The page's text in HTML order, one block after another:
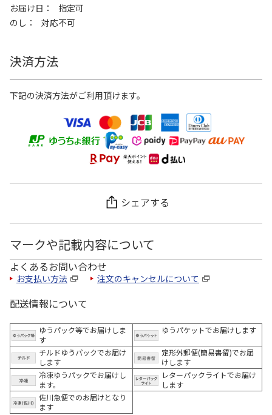
お届け日
指定可
のし
対応不可
決済方法
下記の決済方法がご利用頂けます。
シェアする
マークや記載内容について
よくあるお問い合わせ
お支払い方法 注文のキャンセルについて
配送情報について
ゆうパック等でお届けしま
す
ゆうパケットでお届けします
チルドゆうパックでお届け
します
定形外郵便(簡易書留)でお届
けします
冷凍ゆうパックでお届けし
ます。
レターパックライトでお届け
します
佐川急便でのお届けとなり
ます